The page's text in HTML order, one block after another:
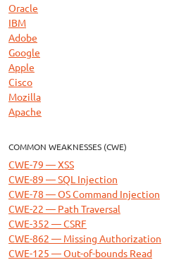
Oracle
IBM
Adobe
Google
Apple
Cisco
Mozilla
Apache
COMMON WEAKNESSES (CWE)
CWE-79 — XSS
CWE-89 — SQL Injection
CWE-78 — OS Command Injection
CWE-22 — Path Traversal
CWE-352 — CSRF
CWE-862 — Missing Authorization
CWE-125 — Out-of-bounds Read